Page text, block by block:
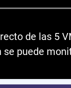
de las 5
puede